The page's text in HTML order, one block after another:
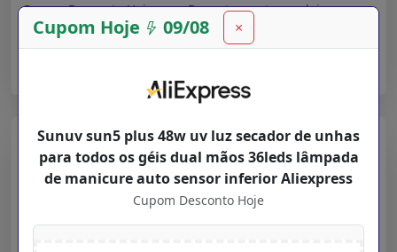
Cupom Desconto Hoje paraDepartamentosna loja
Aliexpress
Aliexpress
Validade: 16/07/2027
Faixas de luz led bluetooth controlador wifi
Cupom Hoje 09/08 ×
Sunuv sun5 plus 48w uv luz secador de unhas
para todos os géis dual mãos 36leds lâmpada
de manicure auto sensor inferior Aliexpress
Cupom Desconto Hoje